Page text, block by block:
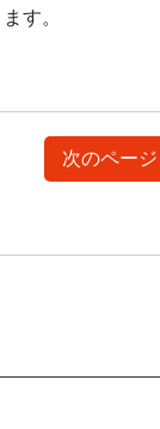
す。
次のペー